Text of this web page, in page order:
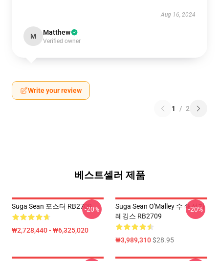
Aug 16, 2024
M Matthew
Verified owner
Write your review
1 / 2
베스트셀러 제품
Suga Sean 포스터 RB2709
₩2,728,440 - ₩6,325,020
-20%
Suga Sean O'Malley 수 쇄석기
레깅스 RB2709
₩3,989,310$28.95
-20%